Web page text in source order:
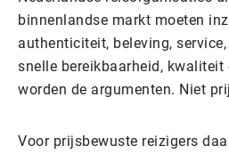
binnenlandse markt moeten
authenticiteit, beleving,
snelle bereikbaarheid, kwaliteit
worden de argumenten. Niet
Voor prijsbewuste reizigers